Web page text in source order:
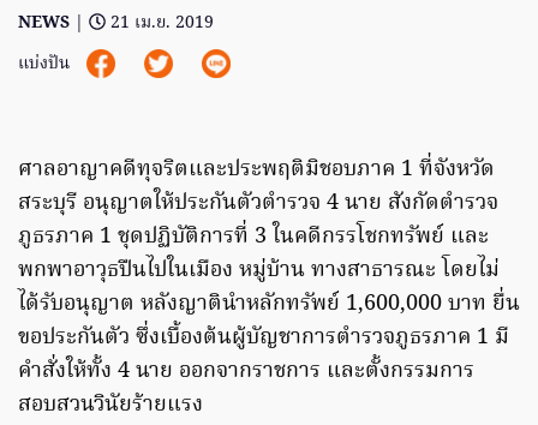
NEWS |
21 เม.ย. 2019
แบ่งปัน
ศาลอาญาคดีทุจริตและประพฤติมิชอบภาค 1 ที่จังหวัด
สระบุรี อนุญาตให้ประกันตัวตำรวจ 4 นาย สังกัดตำรวจ
ภูธรภาค 1 ชุดปฏิบัติการที่ 3 ในคดีกรรโชกทรัพย์ และ
พกพาอาวุธปืนไปในเมือง หมู่บ้าน ทางสาธารณะ โดยไม่
ได้รับอนุญาต หลังญาตินำหลักทรัพย์ 1,600,000 บาท ยื่น
ขอประกันตัว ซึ่งเบื้องต้นผู้บัญชาการตำรวจภูธรภาค 1 มี
คำสั่งให้ทั้ง 4 นาย ออกจากราชการ และตั้งกรรมการ
สอบสวนวินัยร้ายแรง